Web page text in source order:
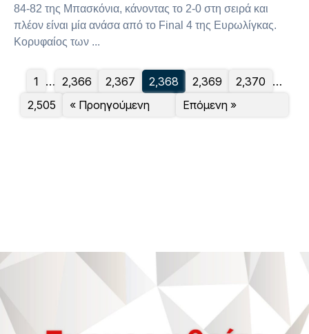
84-82 της Μπασκόνια, κάνοντας το 2-0 στη σειρά και
πλέον είναι μία ανάσα από το Final 4 της Ευρωλίγκας.
Κορυφαίος των ...
« Προηγούμενη
1 … 2,366 2,367 2,368 2,369 2,370 …
2,505
Επόμενη »